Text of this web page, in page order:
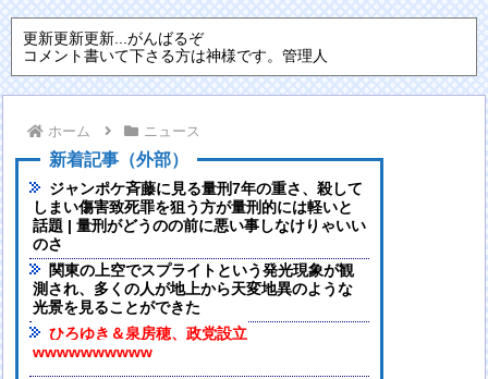
更新更新更新...がんばるぞ
コメント書いて下さる方は神様です。管理人
ホーム ニュース
新着記事（外部）
ジャンポケ斉藤に見る量刑7年の重さ、殺して
しまい傷害致死罪を狙う方が量刑的には軽いと
話題 | 量刑がどうのの前に悪い事しなけりゃいい
のさ
関東の上空でスプライトという発光現象が観
測され、多くの人が地上から天変地異のような
光景を見ることができた
ひろゆき＆泉房穂、政党設立
wwwwwwwwww